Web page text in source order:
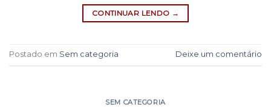
CONTINUAR LENDO →
Postado em Sem categoria Deixe um comentário
SEM CATEGORIA